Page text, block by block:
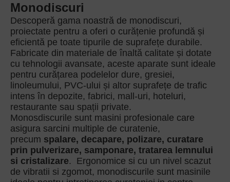
Monodiscuri
Descoperă gama noastră de monodiscuri,
proiectate pentru a oferi o curățenie profundă și
eficientă pe toate tipurile de suprafețe durabile.
Fabricate din materiale de înaltă calitate și dotate
cu tehnologii avansate, aceste aparate sunt ideale
pentru curățarea podelelor dure, gresiei,
linoleumului, PVC-ului și altor suprafețe de trafic
intens în depozite, fabrici, mall-uri, hoteluri,
restaurante sau spații private.
Monosdiscurile sunt masini profesionale care
asigura sarcini multiple de curatenie,
precum spalare, decapare, polizare, curatare
prin pulverizare, samponare, tratarea lemnului
si cristalizare. Ergonomice si cu un nivel scazut
de vibratii si zgomot, monodiscurile sunt masinile